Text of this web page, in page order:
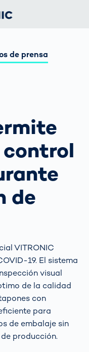
de prensa
de
VITRONIC
19. El sistema
visual
de la calidad
con
para
de embalaje sin
producción.